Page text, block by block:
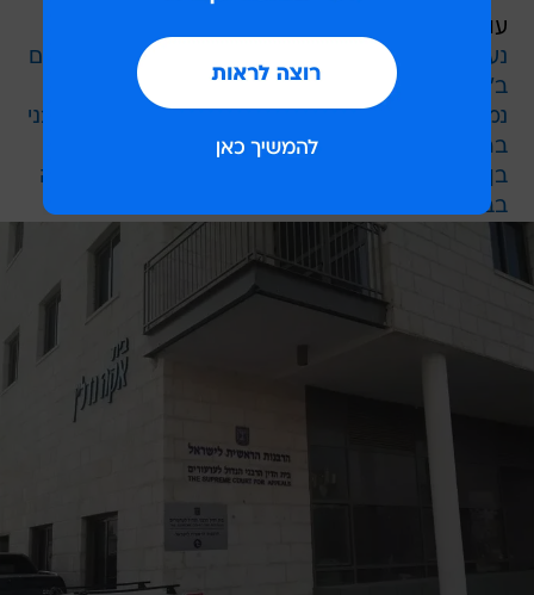
עוד בוואלה! NEWS:
נעצר בזכות בן 14: גבר נאשם במעשים מגונים בילדים
ב"ימית 2000"
נמלט מהשוטרים באוטובוס: "השודד האמריקני" מבני
ברק נעצר
בן 33 מבת ים חשוד שתקף מינית תיירת וכלא אותה
בביתו